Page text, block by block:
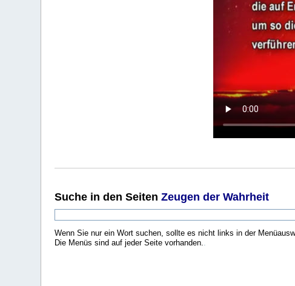
Suche in den SeitenZeugen der Wahrheit
Wenn Sie nur ein Wort suchen, sollte es nicht links in der
Die Menüs sind auf jeder Seite vorhanden..